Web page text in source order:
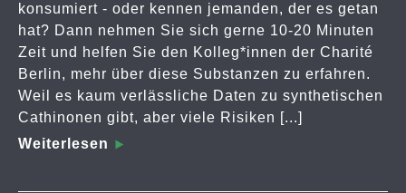
konsumiert - oder kennen jemanden, der es getan
hat? Dann nehmen Sie sich gerne 10-20 Minuten
Zeit und helfen Sie den Kolleg*innen der Charité
Berlin, mehr über diese Substanzen zu erfahren.
Weil es kaum verlässliche Daten zu synthetischen
Cathinonen gibt, aber viele Risiken [...]
Weiterlesen